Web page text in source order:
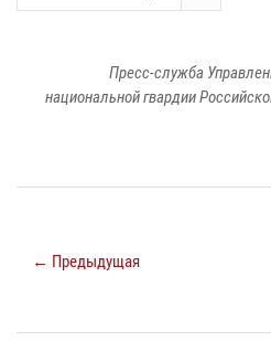
Пресс-служба
национальной гвардии
← Предыдущая